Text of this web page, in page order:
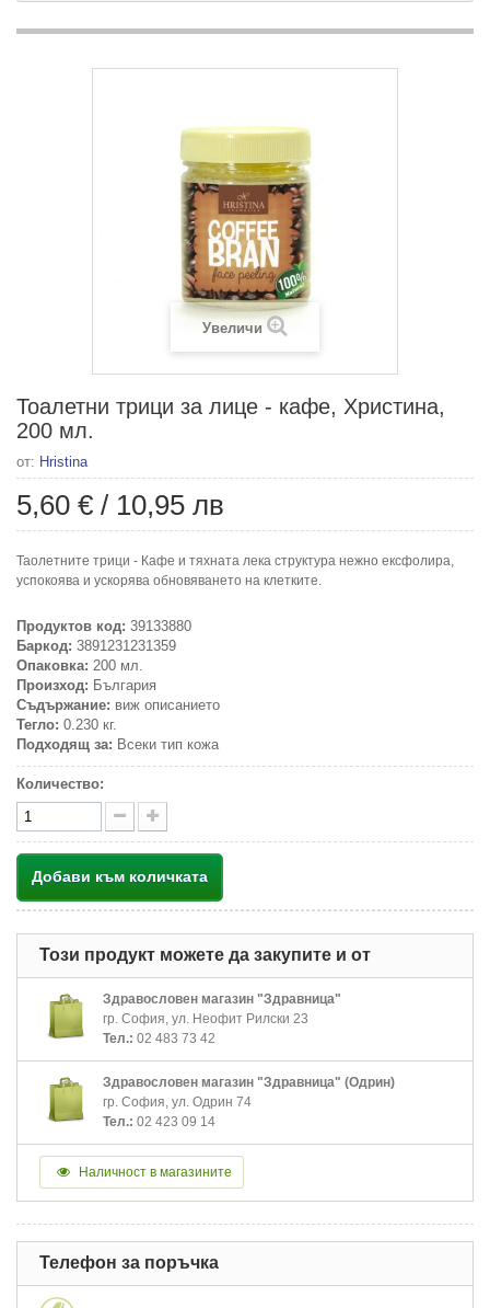
Увеличи
Тоалетни трици за лице - кафе, Христина,
200 мл.
от: Hristina
5,60 € / 10,95 лв
Таолетните трици - Кафе и тяхната лека структура нежно ексфолира,
успокоява и ускорява обновяването на клетките.
Продуктов код: 39133880
Баркод: 3891231231359
Опаковка: 200 мл.
Произход: България
Съдържание: виж описанието
Тегло: 0.230 кг.
Подходящ за: Всеки тип кожа
Количество:
Добави към количката
Този продукт можете да закупите и от
Здравословен магазин "Здравница"
гр. София, ул. Неофит Рилски 23
Тел.: 02 483 73 42
Здравословен магазин "Здравница" (Одрин)
гр. София, ул. Одрин 74
Тел.: 02 423 09 14
Наличност в магазините
Телефон за поръчка